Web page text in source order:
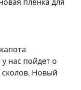
нас пойдет о
Новый